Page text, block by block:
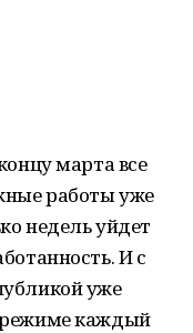
марта все
работы уже
недель уйдет
И с
уже
режиме каждый